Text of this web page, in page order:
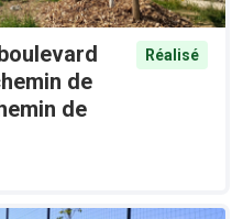
de
de
Réalisé